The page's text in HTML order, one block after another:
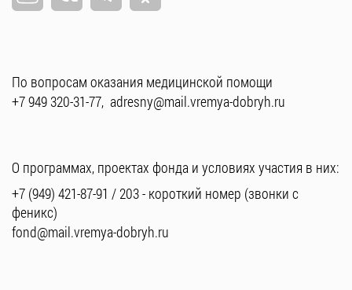
По вопросам оказания медицинской помощи
+7 949 320-31-77, adresny@mail.vremya-dobryh.ru
О программах, проектах фонда и условиях участия в них:
+7 (949) 421-87-91 / 203- короткий номер (звонки с
феникс)
fond@mail.vremya-dobryh.ru